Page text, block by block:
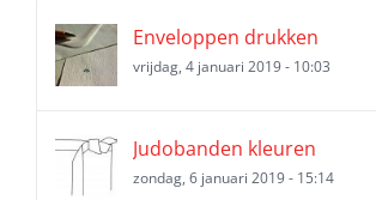
Enveloppen drukken
vrijdag, 4 januari 2019 - 10:03
Judobanden kleuren
zondag, 6 januari 2019 - 15:14